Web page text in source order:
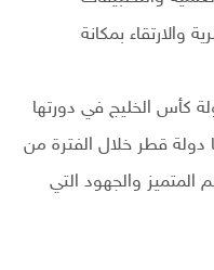
والارتقاء بمكانة
كأس الخليج في دورتها
دولة قطر خلال الفترة من
المتميز والجهود التي